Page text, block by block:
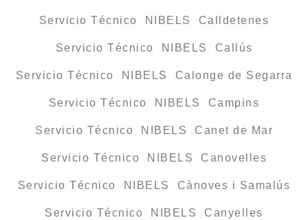
Servicio Técnico NIBELS Calldetenes
Servicio Técnico NIBELS Callús
Servicio Técnico NIBELS Calonge de Segarra
Servicio Técnico NIBELS Campins
Servicio Técnico NIBELS Canet de Mar
Servicio Técnico NIBELS Canovelles
Servicio Técnico NIBELS Cànoves i Samalús
Servicio Técnico NIBELS Canyelles